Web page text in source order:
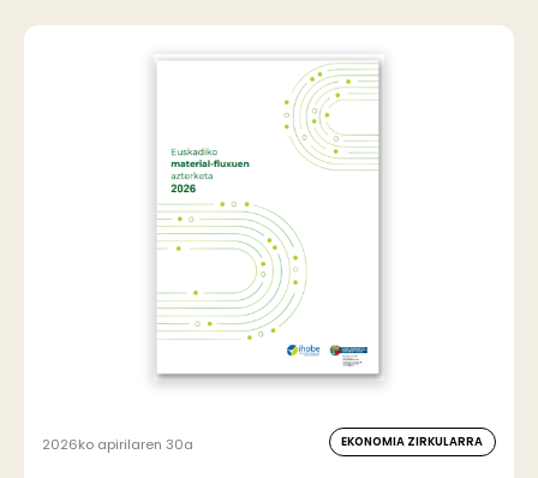
2026ko apirilaren 30a EKONOMIA ZIRKULARRA